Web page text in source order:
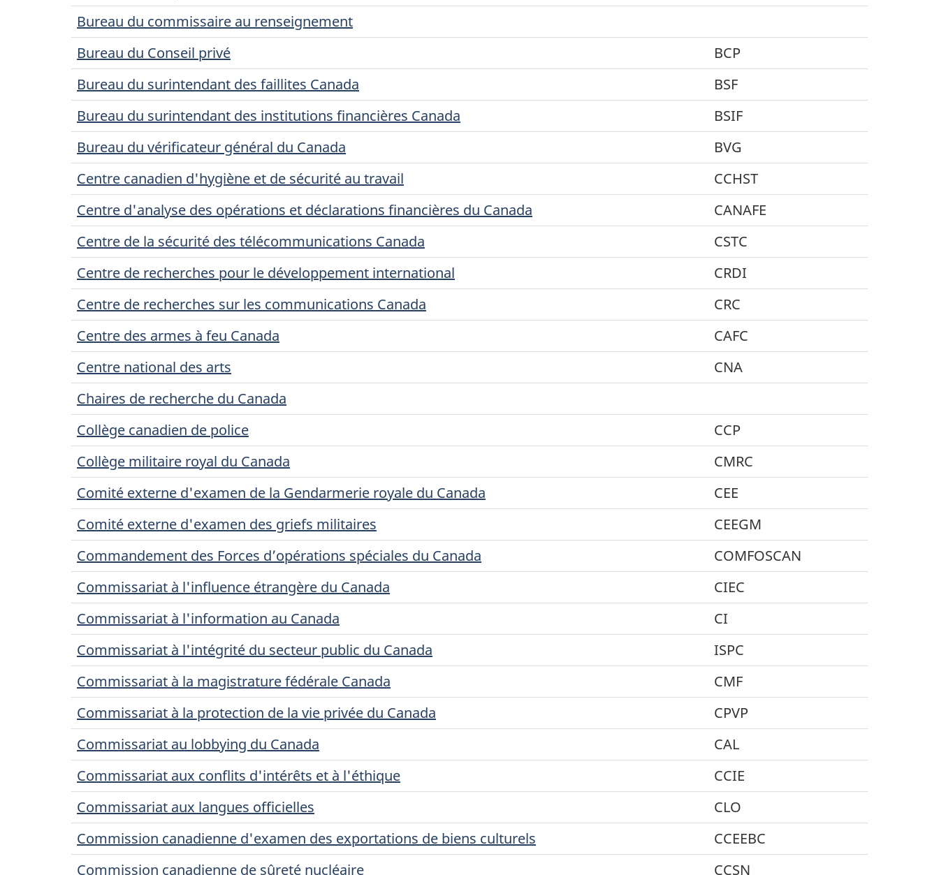
Bureau du commissaire au renseignement
Bureau du Conseil privé
BCP
Bureau du surintendant des faillites Canada
BSF
Bureau du surintendant des institutions financières Canada
BSIF
Bureau du vérificateur général du Canada
BVG
Centre canadien d'hygiène et de sécurité au travail
CCHST
Centre d'analyse des opérations et déclarations financières du Canada
CANAFE
Centre de la sécurité des télécommunications Canada
CSTC
Centre de recherches pour le développement international
CRDI
Centre de recherches sur les communications Canada
CRC
Centre des armes à feu Canada
CAFC
Centre national des arts
CNA
Chaires de recherche du Canada
Collège canadien de police
CCP
Collège militaire royal du Canada
CMRC
Comité externe d'examen de la Gendarmerie royale du Canada
CEE
Comité externe d'examen des griefs militaires
CEEGM
Commandement des Forces d’opérations spéciales du Canada
COMFOSCAN
Commissariat à l'influence étrangère du Canada
CIEC
Commissariat à l'information au Canada
CI
Commissariat à l'intégrité du secteur public du Canada
ISPC
Commissariat à la magistrature fédérale Canada
CMF
Commissariat à la protection de la vie privée du Canada
CPVP
Commissariat au lobbying du Canada
CAL
Commissariat aux conflits d'intérêts et à l'éthique
CCIE
Commissariat aux langues officielles
CLO
Commission canadienne d'examen des exportations de biens culturels
CCEEBC
Commission canadienne de sûreté nucléaire
CCSN